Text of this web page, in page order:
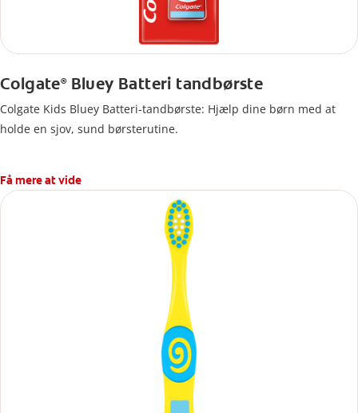
Colgate®Bluey Batteri tandbørste
Colgate Kids Bluey Batteri-tandbørste: Hjælp dine børn med at
holde en sjov, sund børsterutine.
Få mere at vide